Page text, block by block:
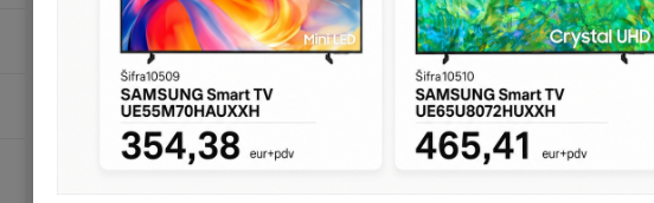
IC osvetljenje:
filter
Ostale
BLC, ATW, 4
područja
Napajanje i
Radna